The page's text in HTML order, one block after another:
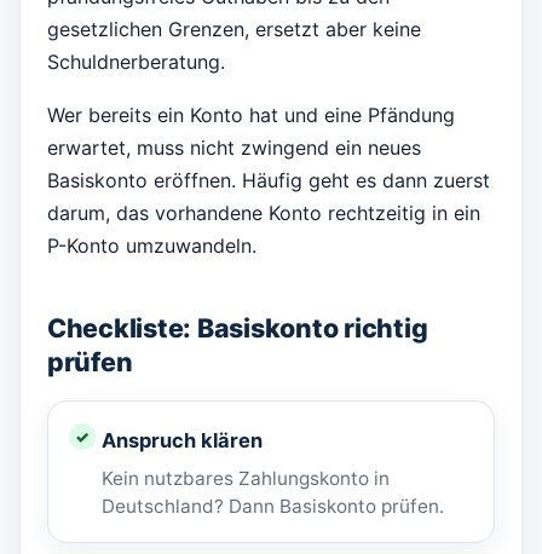
gesetzlichen Grenzen, ersetzt aber keine
Schuldnerberatung.
Wer bereits ein Konto hat und eine Pfändung
erwartet, muss nicht zwingend ein neues
Basiskonto eröffnen. Häufig geht es dann zuerst
darum, das vorhandene Konto rechtzeitig in ein
P-Konto umzuwandeln.
Checkliste: Basiskonto richtig
prüfen
Anspruch klären
Kein nutzbares Zahlungskonto in
Deutschland? Dann Basiskonto prüfen.